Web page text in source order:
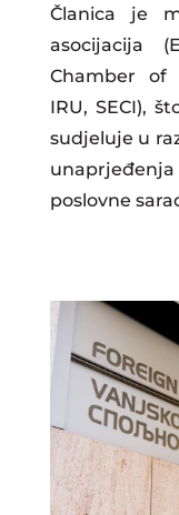
Članica je
asocijacija
Chamber of
IRU, SECI),
sudjeluje u
poslovne